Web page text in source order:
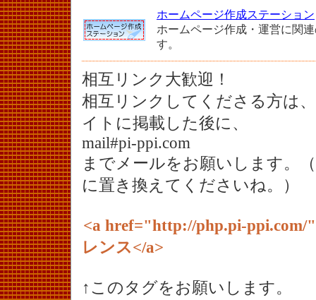
ホームページ作成ステーション
ホームページ作成・運営に関
す。
相互リンク大歓迎！
相互リンクしてくださる方は
イトに掲載した後に、
mail#pi-ppi.com
までメールをお願いします。
に置き換えてくださいね。）
<a href="http://php.pi-ppi.com/
レンス</a>
↑このタグをお願いします。